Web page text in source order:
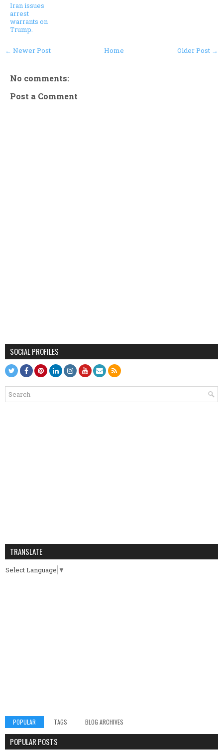
Iran issues
arrest
warrants on
Trump.
← Newer Post Older Post →
Home
No comments:
Post a Comment
SOCIAL PROFILES
TRANSLATE
Select Language ▼
POPULAR TAGS BLOG ARCHIVES
POPULAR POSTS